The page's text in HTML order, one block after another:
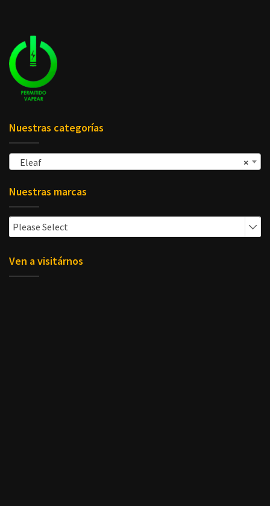
Nuestras categorías
×
Eleaf
Nuestras marcas
Please Select
Ven a visitárnos